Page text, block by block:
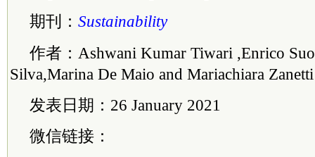
期刊： Sustainability
作者：Ashwani Kumar Tiwari ,Enrico
Silva,Marina De Maio and Mariachiara Zanetti
发表日期：26 January 2021
微信链接：